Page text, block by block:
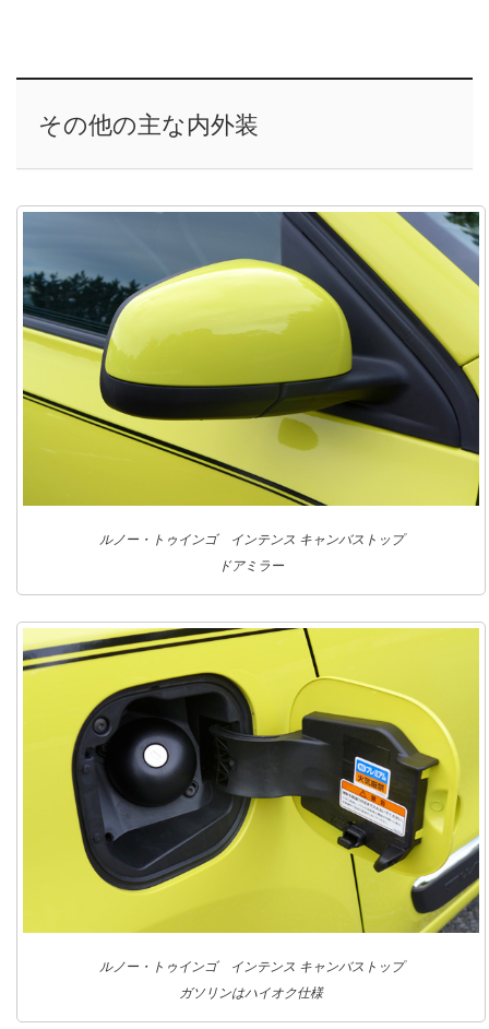
その他の主な内外装
ルノー・トゥインゴ インテンス キャンバストップ
ドアミラー
ルノー・トゥインゴ インテンス キャンバストップ
ガソリンはハイオク仕様